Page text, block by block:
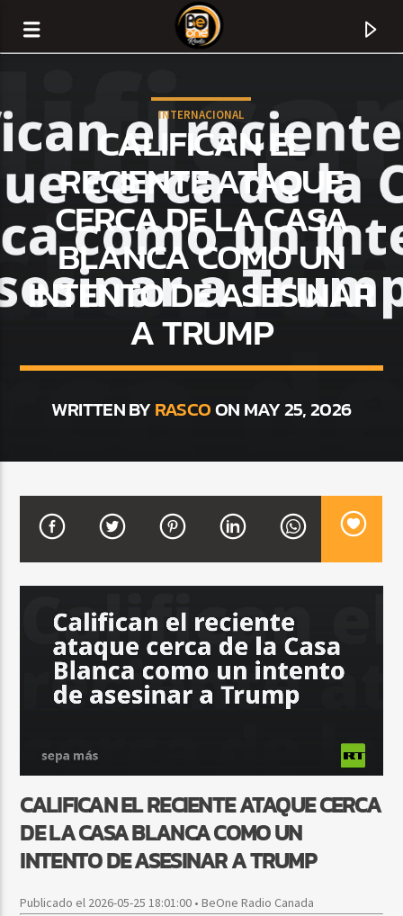
TITLE
VIBRAS TROPICALES
2:00 AM 4:00 AM
Beone Radio
INTERNACIONAL
CALIFICAN EL
RECIENTE ATAQUE
CERCA DE LA CASA
BLANCA COMO UN
INTENTO DE ASESINAR
A TRUMP
WRITTEN BYRASCOON MAY 25, 2026
CALIFICAN EL RECIENTE ATAQUE CERCA
DE LA CASA BLANCA COMO UN
INTENTO DE ASESINAR A TRUMP
Publicado el 2026-05-25 18:01:00 • BeOne Radio Canada